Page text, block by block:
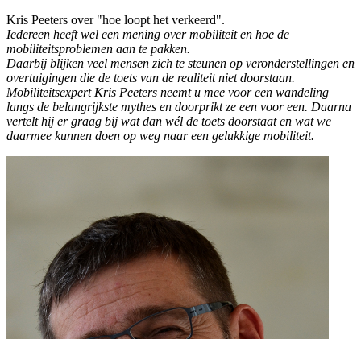
Kris Peeters over "hoe loopt het verkeerd".
Iedereen heeft wel een mening over mobiliteit en hoe de
mobiliteitsproblemen aan te pakken.
Daarbij blijken veel mensen zich te steunen op veronderstellingen en
overtuigingen die de toets van de realiteit niet doorstaan.
Mobiliteitsexpert Kris Peeters neemt u mee voor een wandeling
langs de belangrijkste mythes en doorprikt ze een voor een. Daarna
vertelt hij er graag bij wat dan wél de toets doorstaat en wat we
daarmee kunnen doen op weg naar een gelukkige mobiliteit.